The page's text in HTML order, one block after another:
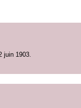
juin 1903.